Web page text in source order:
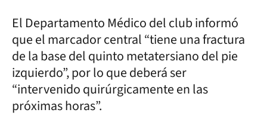
El Departamento Médico del club informó
que el marcador central “tiene una fractura
de la base del quinto metatersiano del pie
izquierdo”, por lo que deberá ser
“intervenido quirúrgicamente en las
próximas horas”.